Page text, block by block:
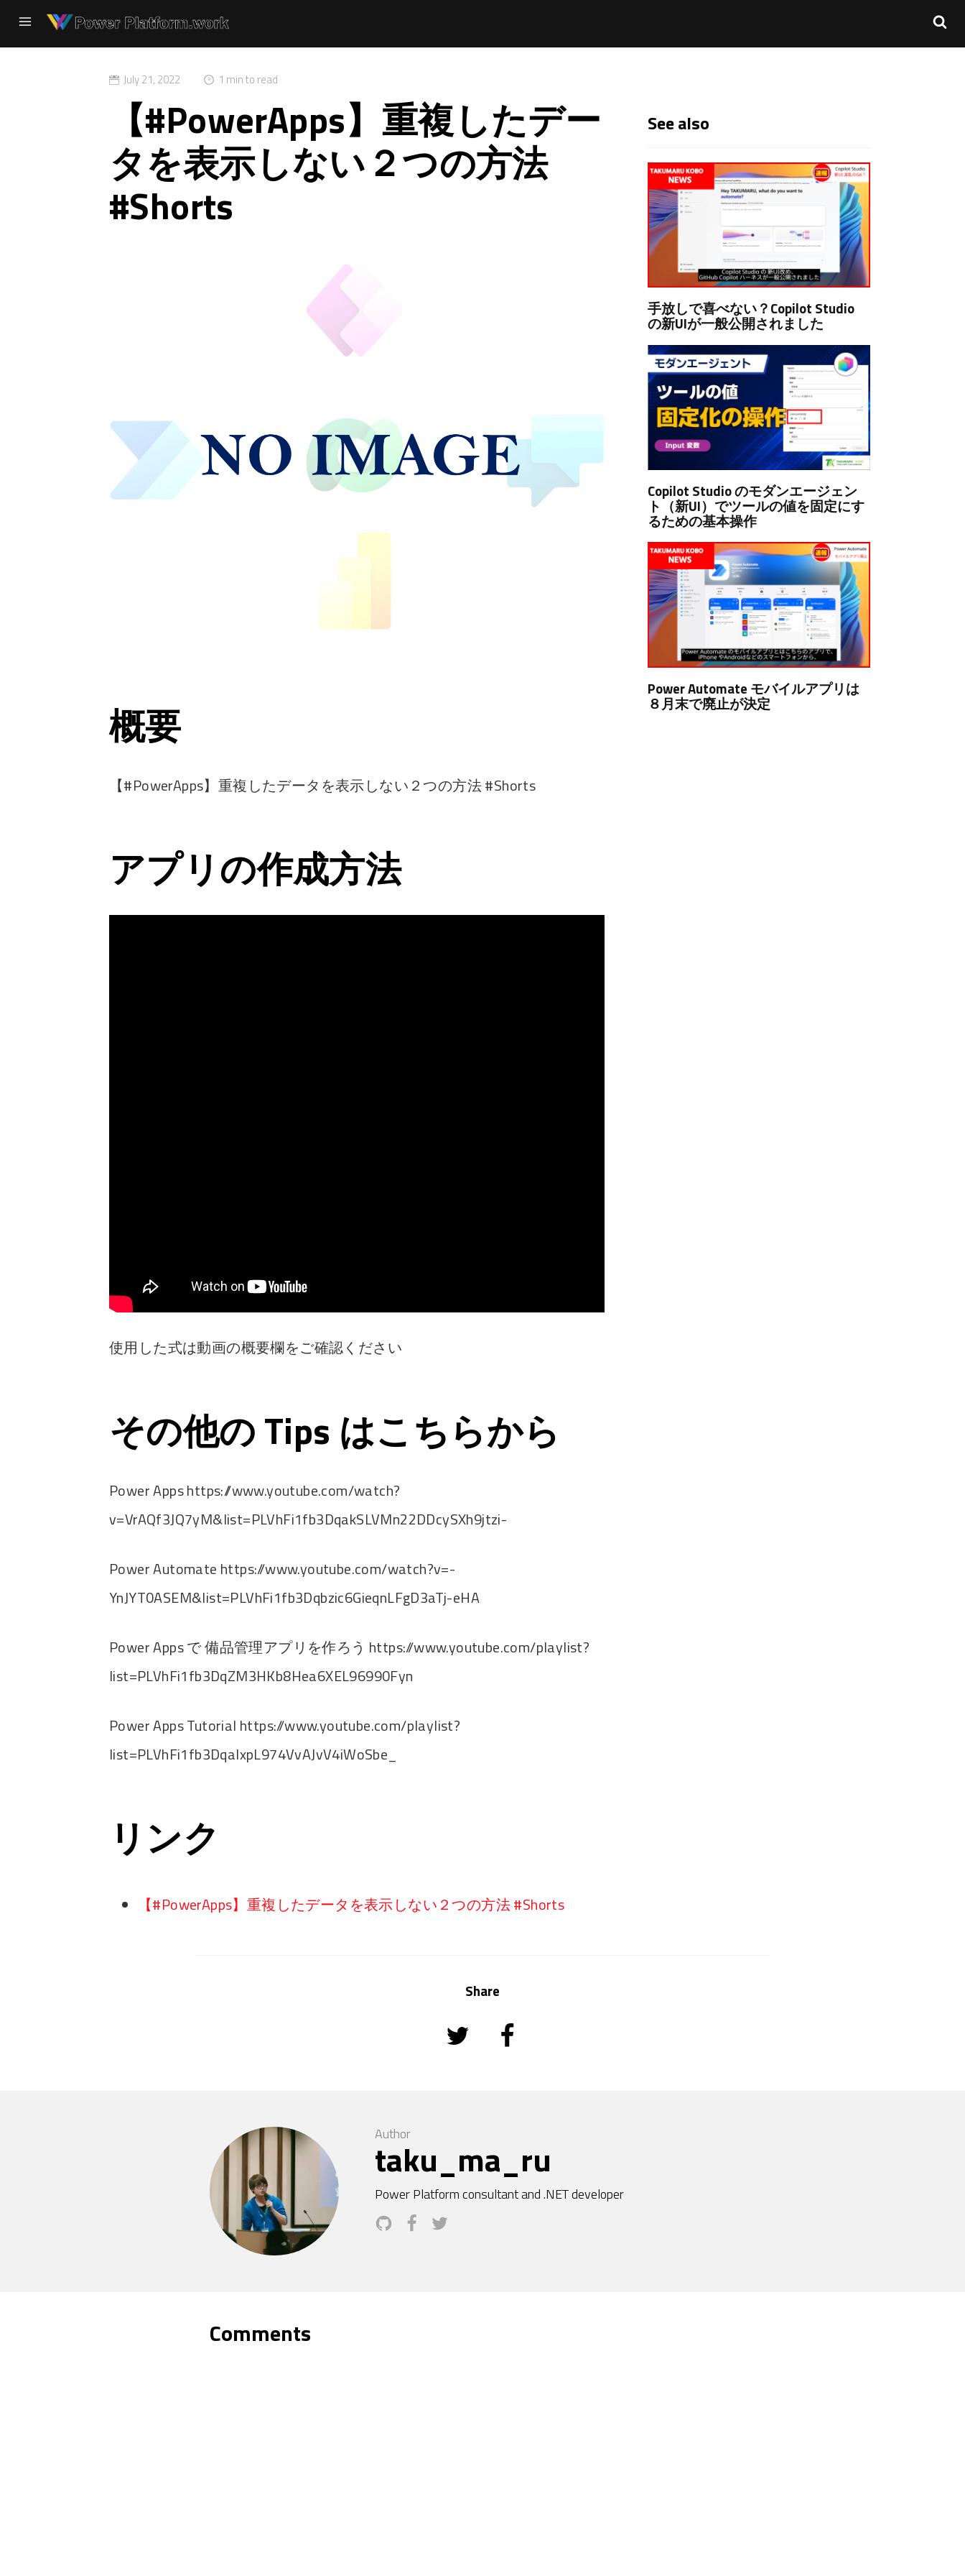
July 21, 2022 1 min to read
【#PowerApps】重複したデー
タを表示しない２つの方法
#Shorts
概要
【#PowerApps】重複したデータを表示しない２つの方法 #Shorts
アプリの作成方法
使用した式は動画の概要欄をご確認ください
その他の Tips はこちらから
Power Apps https://www.youtube.com/watch?
v=VrAQf3JQ7yM&list=PLVhFi1fb3DqakSLVMn22DDcySXh9jtzi-
Power Automate https://www.youtube.com/watch?v=-
YnJYT0ASEM&list=PLVhFi1fb3Dqbzic6GieqnLFgD3aTj-eHA
Power Apps で 備品管理アプリを作ろう https://www.youtube.com/playlist?
list=PLVhFi1fb3DqZM3HKb8Hea6XEL96990Fyn
Power Apps Tutorial https://www.youtube.com/playlist?
list=PLVhFi1fb3DqalxpL974VvAJvV4iWoSbe_
リンク
【#PowerApps】重複したデータを表示しない２つの方法 #Shorts
See also
手放しで喜べない？Copilot Studio
の新UIが一般公開されました
Copilot Studio のモダンエージェン
ト（新UI）でツールの値を固定にす
るための基本操作
Power Automate モバイルアプリは
８月末で廃止が決定
Share
Author
taku_ma_ru
Power Platform consultant and .NET developer
Comments